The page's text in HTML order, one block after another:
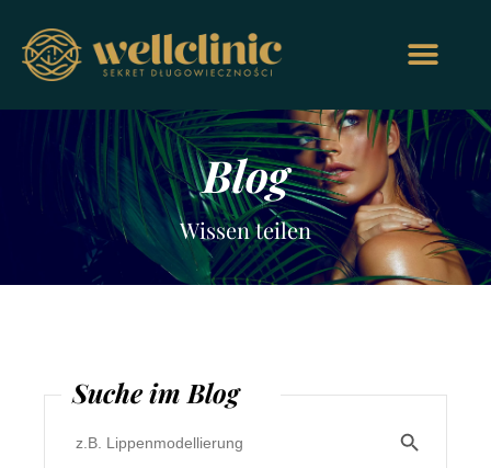
Blog
Wissen teilen
Suche im Blog
for: